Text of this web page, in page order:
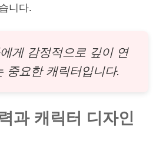
니다.
게 감정적으로 깊이 연
중요한 캐릭터입니다.
과 캐릭터 디자인